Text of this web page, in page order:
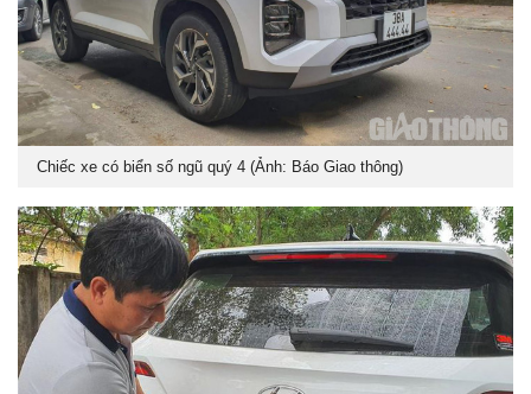
Chiếc xe có biển số ngũ quý 4 (Ảnh: Báo Giao thông)